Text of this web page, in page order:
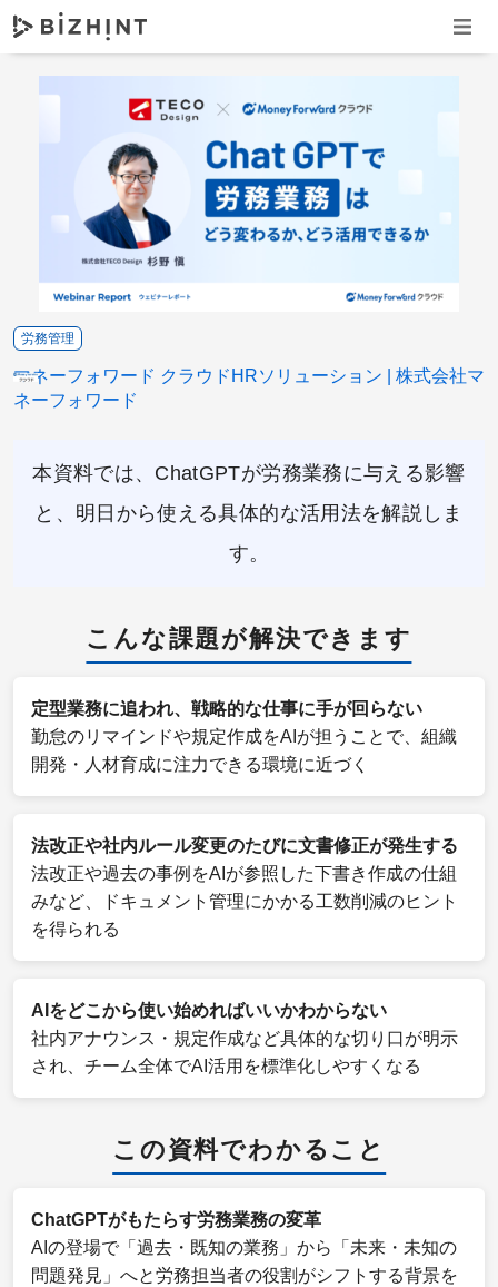
ナビ
本資料では、ChatGPTが労務業務に与える影響
と、明日から使える具体的な活用法を解説しま
す。
こんな課題が解決できます
定型業務に追われ、戦略的な仕事に手が回らない
勤怠のリマインドや規定作成をAIが担うことで、組織
開発・人材育成に注力できる環境に近づく
法改正や社内ルール変更のたびに文書修正が発生する
法改正や過去の事例をAIが参照した下書き作成の仕組
みなど、ドキュメント管理にかかる工数削減のヒント
を得られる
AIをどこから使い始めればいいかわからない
社内アナウンス・規定作成など具体的な切り口が明示
され、チーム全体でAI活用を標準化しやすくなる
この資料でわかること
ChatGPTがもたらす労務業務の変革
AIの登場で「過去・既知の業務」から「未来・未知の
問題発見」へと労務担当者の役割がシフトする背景を
労務管理
マネーフォワード クラウドHRソリューション
株式会社マ
ネーフォワード